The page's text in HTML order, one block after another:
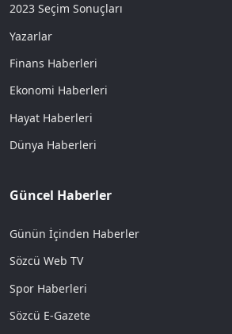
2023 Seçim Sonuçları
Yazarlar
Finans Haberleri
Ekonomi Haberleri
Hayat Haberleri
Dünya Haberleri
Güncel Haberler
Günün İçinden Haberler
Sözcü Web TV
Spor Haberleri
Sözcü E-Gazete